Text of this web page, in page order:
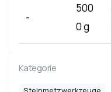
-
500
0 g
Kategorie